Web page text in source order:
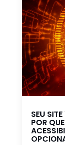
SEU
POR